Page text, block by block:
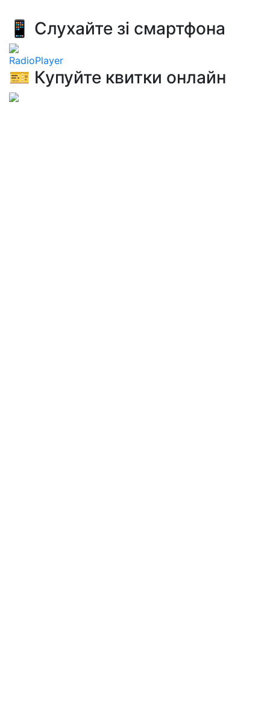
📱 Слухайте зі смартфона
RadioPlayer
🎫 Купуйте квитки онлайн